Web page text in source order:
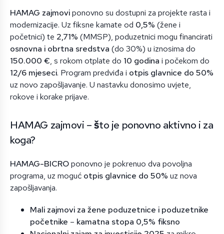
HAMAG zajmoviponovno su dostupni za projekte rasta i
modernizacije. Uz fiksne kamate od 0,5% (žene i
početnici) te 2,71% (MMSP), poduzetnici mogu financirati
osnovna i obrtna sredstva (do 30%) u iznosima do
150.000 €, s rokom otplate do 10 godina i počekom do
12/6 mjeseci. Program predviđa i otpis glavnice do 50%
uz novo zapošljavanje. U nastavku donosimo uvjete,
rokove i korake prijave.
HAMAG zajmovi –što je ponovno aktivno i za
koga?
HAMAG-BICROponovno je pokrenuo dva povoljna
programa, uz moguć otpis glavnice do 50% uz nova
zapošljavanja.
Mali zajmovi za žene poduzetnice i poduzetnike
početnike – kamatna stopa 0,5% fiksno